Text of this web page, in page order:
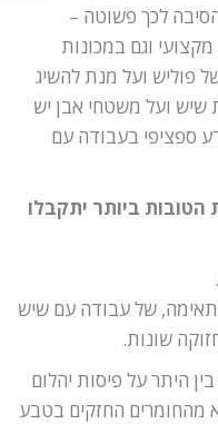
לכך פשוטה –
וגם במכונות
פוליש ועל מנת להשיג
שיש ועל משטחי אבן יש
ספציפי בעבודה עם
הטובות ביותר יתקבלו
של עבודה עם שיש
שונות.
היתר על פיסות יהלום
מהחומרים החזקים בטבע